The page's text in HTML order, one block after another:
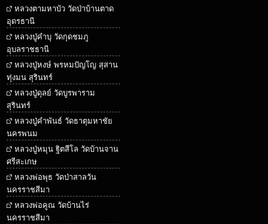
หลวงตามหาบัว วัดป่าบ้านตาด
อุดรธานี
หลวงปู่คำบุ วัดกุดชมภู
อุบลราชธานี
หลวงปู่หงษ์ พรหมปัญโญ สุสาน
ทุ่งมน สุรินทร์
หลวงปู่ดุลย์ วัดบูรพาราม
สุรินทร์
หลวงปู่คำพันธ์ วัดธาตุมหาชัย
นครพนม
หลวงปู่หมุน ฐิตสีโล วัดบ้านจาน
ศรีสะเกษ
หลวงพ่อพุธ วัดป่าสาลวัน
นครราชสีมา
หลวงพ่อคูณ วัดบ้านไร่
นครราชสีมา